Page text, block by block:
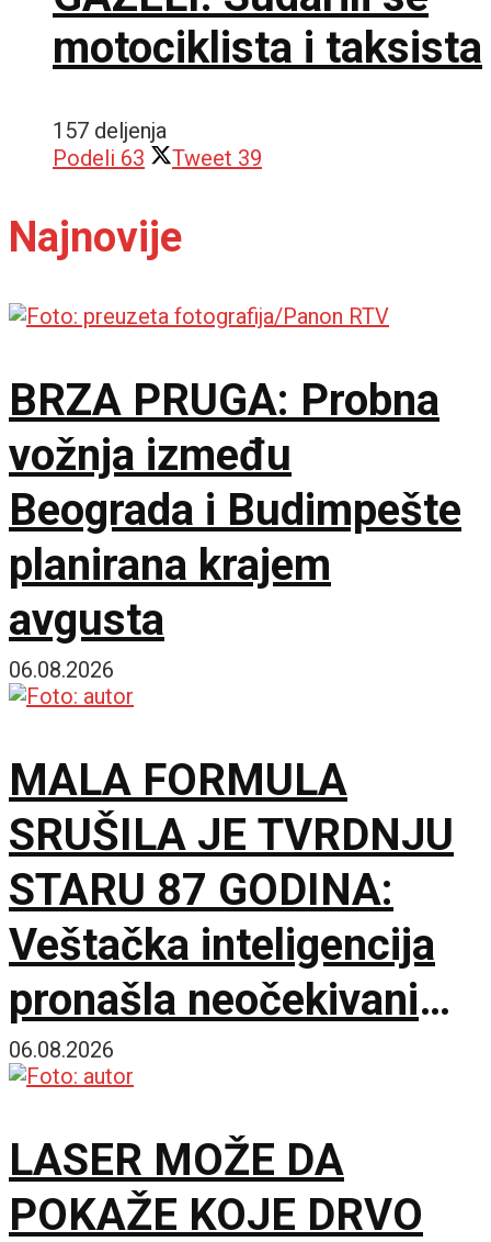
motociklista i taksista
157 deljenja
Podeli 63 Tweet 39
Najnovije
BRZA PRUGA: Probna
vožnja između
Beograda i Budimpešte
planirana krajem
avgusta
06.08.2026
MALA FORMULA
SRUŠILA JE TVRDNJU
STARU 87 GODINA:
Veštačka inteligencija
pronašla neočekivani
matematički primer
06.08.2026
LASER MOŽE DA
POKAŽE KOJE DRVO